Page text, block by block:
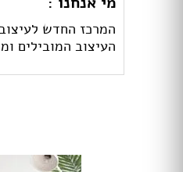
העיצוב המובילים